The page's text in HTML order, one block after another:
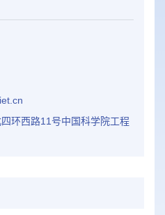
环西路11号中国科学院工程